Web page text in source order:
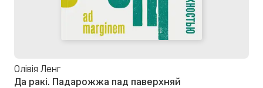
Олівія Ленг
Да ракі. Падарожжа пад паверхняй